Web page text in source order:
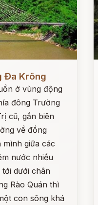
Đa Krông
ở vùng động
đông Trường
cũ, gần biên
về đồng
mình giữa các
nước nhiều
dưới chân
Rào Quán thì
con sông khá